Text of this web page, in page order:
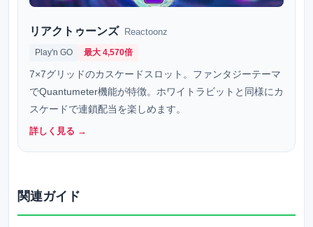
リアクトゥーンズ Reactoonz
Play'n GO 最大 4,570倍
7×7グリッドのカスケードスロット。ファンタジーテーマ
でQuantumeter機能が特徴。ホワイトラビットと同様にカ
スケードで連鎖配当を楽しめます。
詳しく見る →
関連ガイド